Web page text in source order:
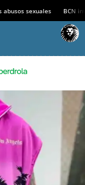
abusos sexuales BCN